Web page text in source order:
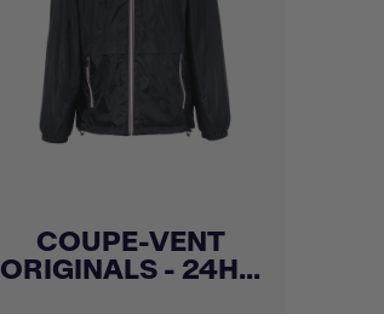
Achat express
COUPE-VENT
ORIGINALS - 24H...